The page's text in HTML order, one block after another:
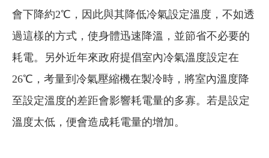
會下降約2℃，因此與其降低冷氣設定溫度，不如透
過這樣的方式，使身體迅速降溫，並節省不必要的
耗電。另外近年來政府提倡室內冷氣溫度設定在
26℃，考量到冷氣壓縮機在製冷時，將室內溫度降
至設定溫度的差距會影響耗電量的多寡。若是設定
溫度太低，便會造成耗電量的增加。